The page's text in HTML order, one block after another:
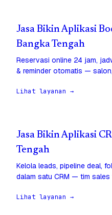
Jasa Bikin Aplikasi
Bangka Tengah
Reservasi online 24 jam,
& reminder otomatis —
Lihat layanan →
Jasa Bikin Aplikasi
Tengah
Kelola leads, pipeline deal,
dalam satu CRM — tim
Lihat layanan →